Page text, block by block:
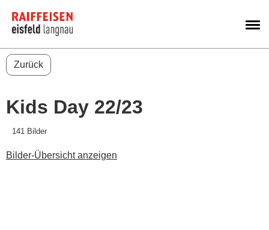
Zurück
Kids Day 22/23
141 Bilder
Bilder-Übersicht anzeigen